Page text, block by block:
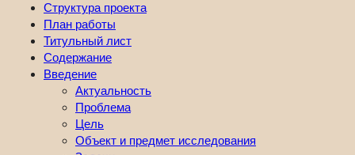
Структура проекта
План работы
Титульный лист
Содержание
Введение
Актуальность
Проблема
Цель
Объект и предмет исследования